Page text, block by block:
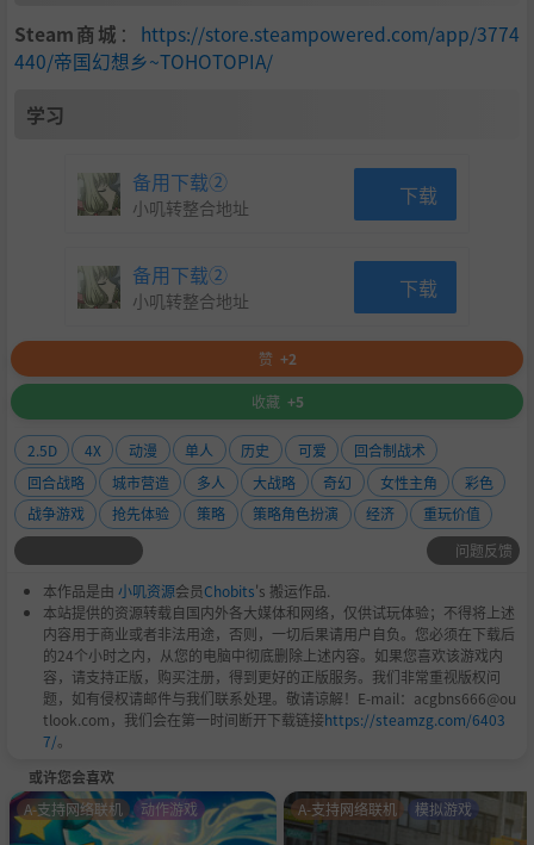
王朝。
"皇帝"蓬莱山辉夜正傲立于凯旋门前，执剑写下最
正俯瞰着泰西封的万家灯火。
身着君士坦丁堡的紫袍，君临拜
占庭的帝座。
现人神风祝继承了铁血宰相的意志，瓦尔哈拉神殿
则传唱着博丽之名。
奎师那的智慧在无意识间传播，魔人经卷的光辉与
伦敦工厂的黑烟一同升起。
就这样，幻想乡独特而欢乐的“帝国时代”就此开
启！
玩法介绍
Steam商城 ： https://store.steampowered.com/app/3774
440/帝国幻想乡~TOHOTOPIA/
学习
备用下载②
小叽转整合地址 下载
备用下载②
小叽转整合地址 下载
赞 +2
收藏 +5
2.5D 4X 动漫 单人 历史 可爱
回合制战术
回合战略
城市营造 多人 大战略 奇幻 女性主角
彩色
战争游戏
抢先体验 策略 策略角色扮演 经济
重玩价值
问题反馈
本作品是由 小叽资源会员Chobits's 搬运作品.
本站提供的资源转载自国内外各大媒体和网络，仅供试玩体验；不得将上述
内容用于商业或者非法用途，否则，一切后果请用户自负。您必须在下载后
的24个小时之内，从您的电脑中彻底删除上述内容。如果您喜欢该游戏内
容，请支持正版，购买注册，得到更好的正版服务。我们非常重视版权问
题，如有侵权请邮件与我们联系处理。敬请谅解！E-mail：acgbns666@ou
tlook.com，我们会在第一时间断开下载链接https://steamzg.com/6403
7/。
或许您会喜欢
A-支持网络联机 动作游戏 A-支持网络联机 模拟游戏